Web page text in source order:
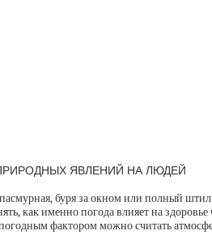
ЯВЛЕНИЙ НА ЛЮДЕЙ
буря за окном или полный
как именно погода влияет на
фактором можно считать